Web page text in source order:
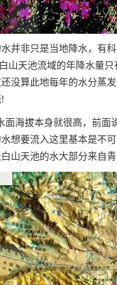
非只是当地降水，有科
山天池流域的年降水量
没算此地每年的水分蒸
拔本身就很高，前面
想要流入这里基本是不
山天池的水大部分来自